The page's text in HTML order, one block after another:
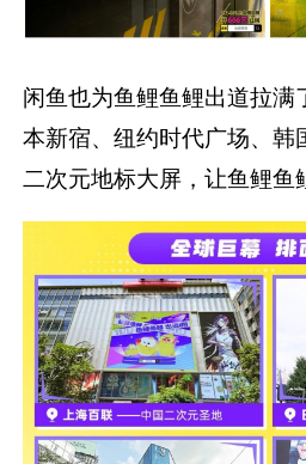
闲鱼也为鱼鲤鱼鲤出道拉满
本新宿、纽约时代广场、韩
二次元地标大屏，让鱼鲤鱼